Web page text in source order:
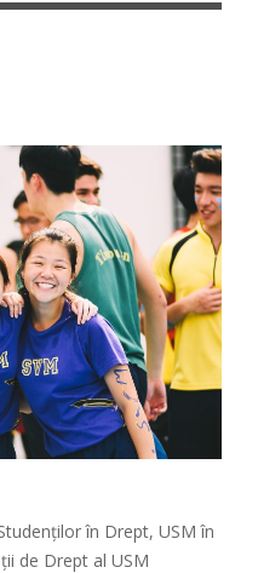
în Drept, USM în
de Drept al USM